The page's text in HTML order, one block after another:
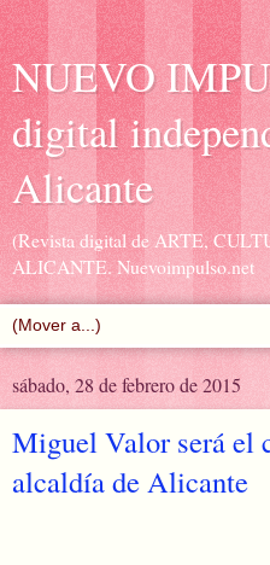
NUEVO
digital
Alicante
(Revista digital de ARTE,
ALICANTE. Nuevoimpulso.net
sábado, 28 de febrero de 2015
Miguel Valor será el
alcaldía de Alicante